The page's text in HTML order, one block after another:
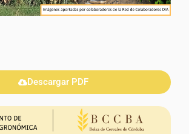
Descargar PDF